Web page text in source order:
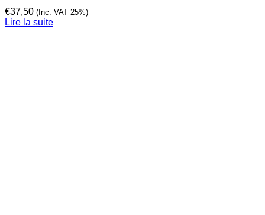
€37,50 (Inc. VAT 25%)
Lire la suite